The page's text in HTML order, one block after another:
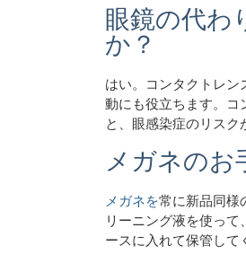
眼鏡の代わ
か？
はい。コンタクトレ
動にも役立ちます。コ
と、眼感染症のリスク
メガネのお
メガネを常に新品同様
リーニング液を使っ
ースに入れて保管して